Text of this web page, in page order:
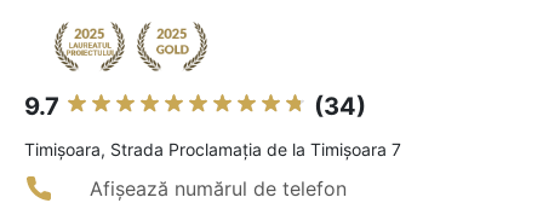
9.7 (34)
Timişoara, Strada Proclamația de la Timișoara 7
Afișează numărul de telefon